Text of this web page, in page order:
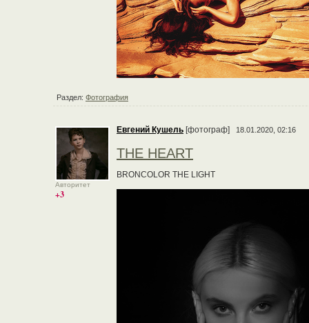
Раздел: Фотография
Авторитет
+3
Евгений Кушель [фотограф] 18.01.2020, 02:16
THE HEART
BRONCOLOR THE LIGHT